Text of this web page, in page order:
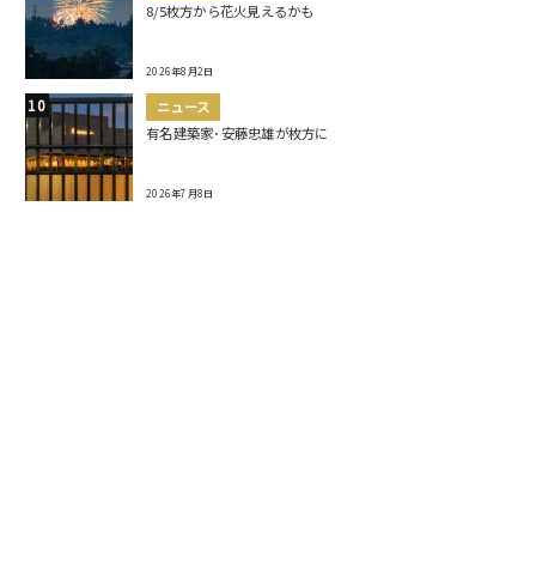
8/5枚方から花火見えるかも
2026年8月2日
ニュース
有名建築家･安藤忠雄が枚方に
2026年7月8日